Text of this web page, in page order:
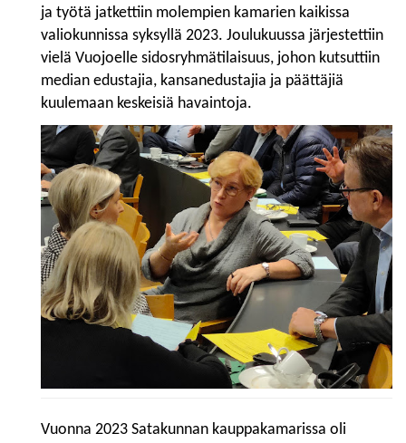
ja työtä jatkettiin molempien kamarien kaikissa
valiokunnissa syksyllä 2023. Joulukuussa järjestettiin
vielä Vuojoelle sidosryhmätilaisuus, johon kutsuttiin
median edustajia, kansanedustajia ja päättäjiä
kuulemaan keskeisiä havaintoja.
Vuonna 2023 Satakunnan kauppakamarissa oli